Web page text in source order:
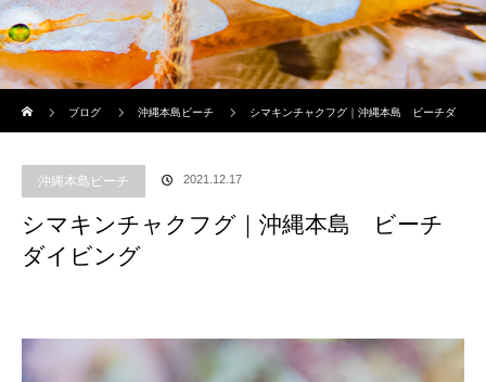
ブログ
沖縄本島ビーチ シマキンチャクフグ｜沖縄本島 ビーチダ
沖縄本島ビーチ 2021.12.17
シマキンチャクフグ｜沖縄本島 ビーチ
ダイビング